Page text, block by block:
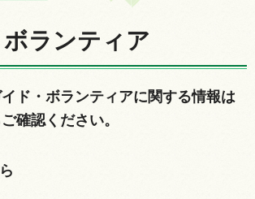
ランティア
ド・ボランティアに関する情報は
確認ください。